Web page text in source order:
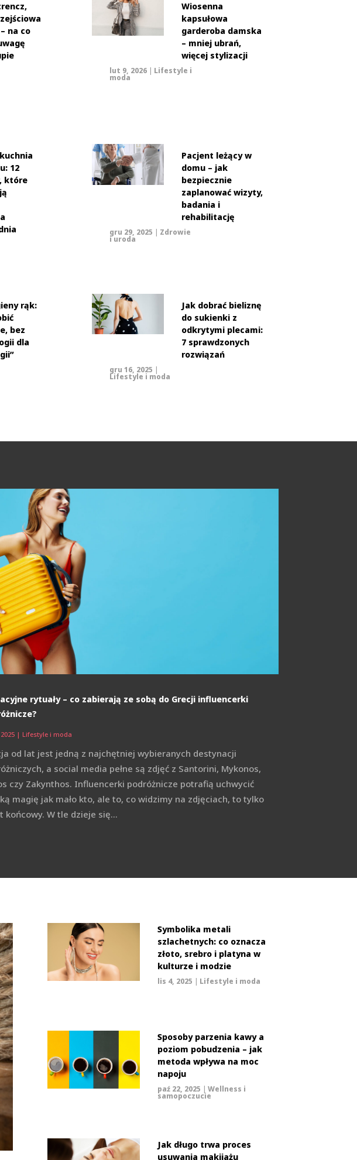
na co
12
które
rąk:
bez
dla
Wiosenna
kapsułowa
garderoba damska
– mniej ubrań,
więcej stylizacji
lut 9, 2026| Lifestyle i
moda
Pacjent leżący w
domu – jak
bezpiecznie
zaplanować wizyty,
badania i
rehabilitację
gru 29, 2025 | Zdrowie
i uroda
Jak dobrać bieliznę
do sukienki z
odkrytymi plecami:
7 sprawdzonych
rozwiązań
gru 16, 2025 |
Lifestyle i moda
rytuały – co zabierają ze sobą do Grecji influencerki
| Lifestyle i moda
od lat jest jedną z najchętniej wybieranych destynacji
a social media pełne są zdjęć z Santorini, Mykonos,
czy Zakynthos. Influencerki podróżnicze potrafią uchwycić
magię jak mało kto, ale to, co widzimy na zdjęciach, to tylko
końcowy. W tle dzieje się...
Symbolika metali
szlachetnych: co oznacza
złoto, srebro i platyna w
kulturze i modzie
lis 4, 2025 | Lifestyle i moda
Sposoby parzenia kawy a
poziom pobudzenia – jak
metoda wpływa na moc
napoju
paź 22, 2025 | Wellness i
samopoczucie
Jak długo trwa proces
usuwania makijażu